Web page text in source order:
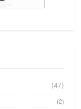
(47)
(2)